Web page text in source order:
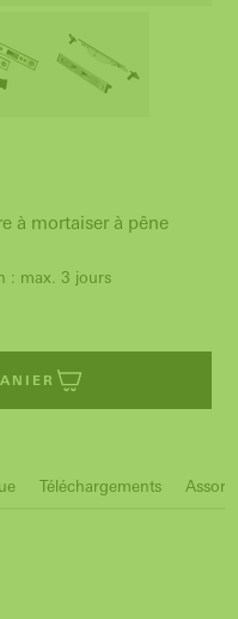
à mortaiser à pêne
: max. 3 jours
Téléchargements